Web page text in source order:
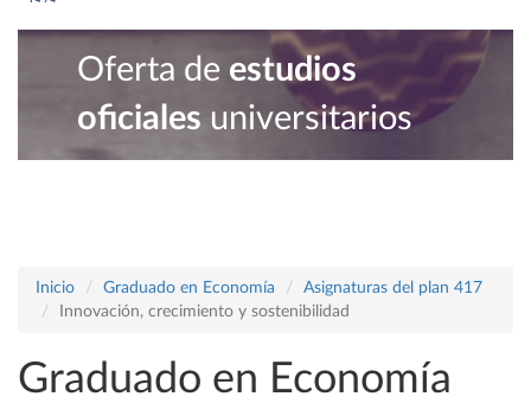
Oferta de estudios
oficiales universitarios
Inicio Graduado en Economía
Asignaturas del plan 417
Innovación, crecimiento y sostenibilidad
Graduado en Economía